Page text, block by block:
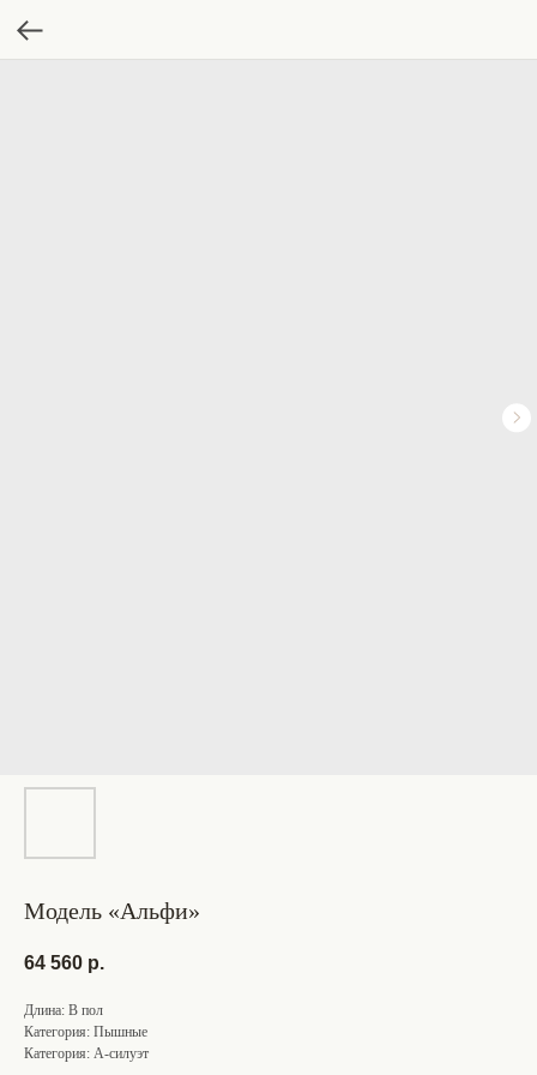
Модель «Альфи»
64 560 р.
Длина: В пол
Категория: Пышные
Категория: А-силуэт